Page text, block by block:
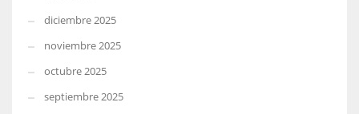
diciembre 2025
noviembre 2025
octubre 2025
septiembre 2025